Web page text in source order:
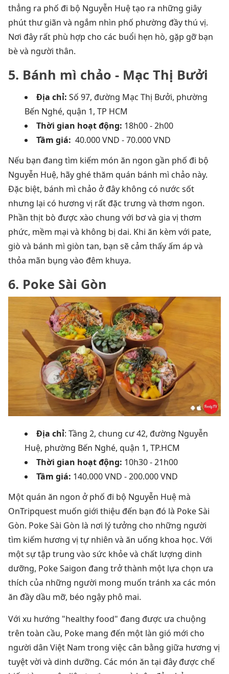
thẳng ra phố đi bộ Nguyễn Huệ tạo ra những giây
phút thư giãn và ngắm nhìn phố phường đầy thú vị.
Nơi đây rất phù hợp cho các buổi hẹn hò, gặp gỡ bạn
bè và người thân.
5. Bánh mì chảo - Mạc Thị Bưởi
Địa chỉ: Số 97, đường Mạc Thị Bưởi, phường
Bến Nghé, quận 1, TP HCM
Thời gian hoạt động: 18h00 - 2h00
Tầm giá: 40.000 VND - 70.000 VND
Nếu bạn đang tìm kiếm món ăn ngon gần phố đi bộ
Nguyễn Huệ, hãy ghé thăm quán bánh mì chảo này.
Đặc biệt, bánh mì chảo ở đây không có nước sốt
nhưng lại có hương vị rất đặc trưng và thơm ngon.
Phần thịt bò được xào chung với bơ và gia vị thơm
phức, mềm mại và không bị dai. Khi ăn kèm với pate,
giò và bánh mì giòn tan, bạn sẽ cảm thấy ấm áp và
thỏa mãn bụng vào đêm khuya.
6. Poke Sài Gòn
Địa chỉ: Tầng 2, chung cư 42, đường Nguyễn
Huệ, phường Bến Nghé, quận 1, TP.HCM
Thời gian hoạt động: 10h30 - 21h00
Tầm giá: 140.000 VND - 200.000 VND
Một quán ăn ngon ở phố đi bộ Nguyễn Huệ mà
OnTripquest muốn giới thiệu đến bạn đó là Poke Sài
Gòn. Poke Sài Gòn là nơi lý tưởng cho những người
tìm kiếm hương vị tự nhiên và ăn uống khoa học. Với
một sự tập trung vào sức khỏe và chất lượng dinh
dưỡng, Poke Saigon đang trở thành một lựa chọn ưa
thích của những người mong muốn tránh xa các món
ăn đầy dầu mỡ, béo ngậy phô mai.
Với xu hướng "healthy food" đang được ưa chuộng
trên toàn cầu, Poke mang đến một làn gió mới cho
người dân Việt Nam trong việc cân bằng giữa hương vị
tuyệt vời và dinh dưỡng. Các món ăn tại đây được chế